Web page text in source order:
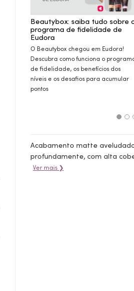
Beautybox: saiba tudo sobre
programa de fidelidade de
Eudora
O Beautybox chegou em Eudora!
Descubra como funciona o
de fidelidade, os benefícios dos
níveis e os desafios para acumular
pontos
Acabamento matte
profundamente, com alta
Ver mais ❯